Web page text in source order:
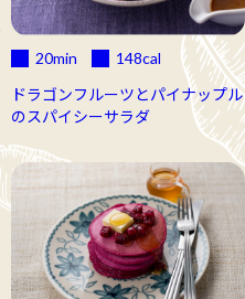
20min 148cal
ドラゴンフルーツとパイナップル
のスパイシーサラダ